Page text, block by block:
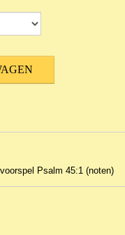
Psalm 45:1 (noten)